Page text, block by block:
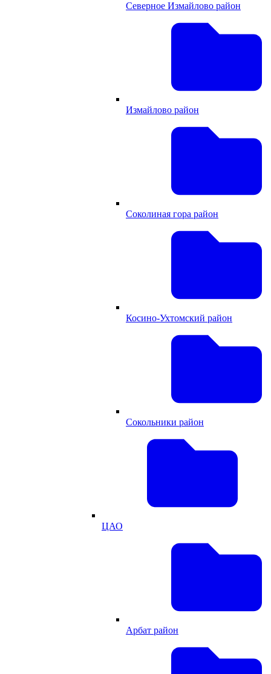
Северное Измайлово район
Измайлово район
Соколиная гора район
Косино-Ухтомский район
Сокольники район
ЦАО
Арбат район